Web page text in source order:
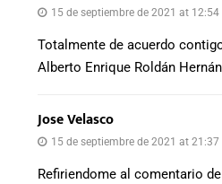
15 de septiembre de 2021 at 12:54
Totalmente de acuerdo
Alberto Enrique Roldán
Jose Velasco
15 de septiembre de 2021 at 21:37
Refiriendome al comentario